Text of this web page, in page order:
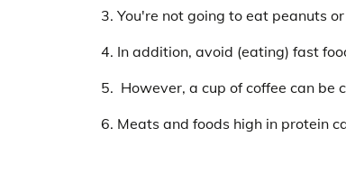
3. You're not going to eat peanuts
4. In addition, avoid (eating) fast
5. However, a cup of coffee can be
6. Meats and foods high in protein